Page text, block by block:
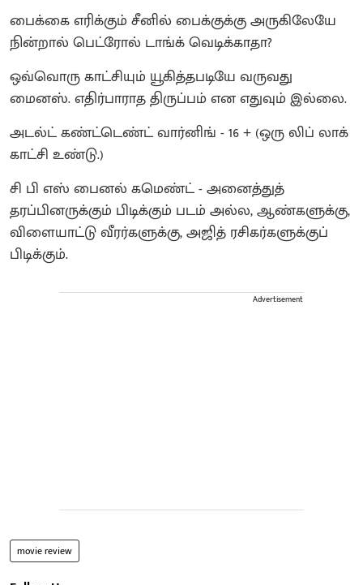
பைக்கை எரிக்கும் சீனில் பைக்குக்கு அருகிலேயே
நின்றால் பெட்ரோல் டாங்க் வெடிக்காதா?
ஒவ்வொரு காட்சியும் யூகித்தபடியே வருவது
மைனஸ். எதிர்பாராத திருப்பம் என எதுவும் இல்லை.
அடல்ட் கண்ட்டெண்ட் வார்னிங் - 16 + (ஒரு லிப் லாக்
காட்சி உண்டு.)
சி பி எஸ் பைனல் கமெண்ட் - அனைத்துத்
தரப்பினருக்கும் பிடிக்கும் படம் அல்ல, ஆண்களுக்கு,
விளையாட்டு வீரர்களுக்கு, அஜித் ரசிகர்களுக்குப்
பிடிக்கும்.
Advertisement
movie review